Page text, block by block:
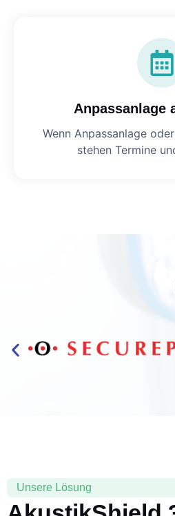
Anpassanlage
Wenn Anpassanlage
stehen Termine
Unsere Lösung